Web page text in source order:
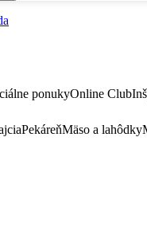
ponukyOnline Club
PekáreňMäso a lahôdky